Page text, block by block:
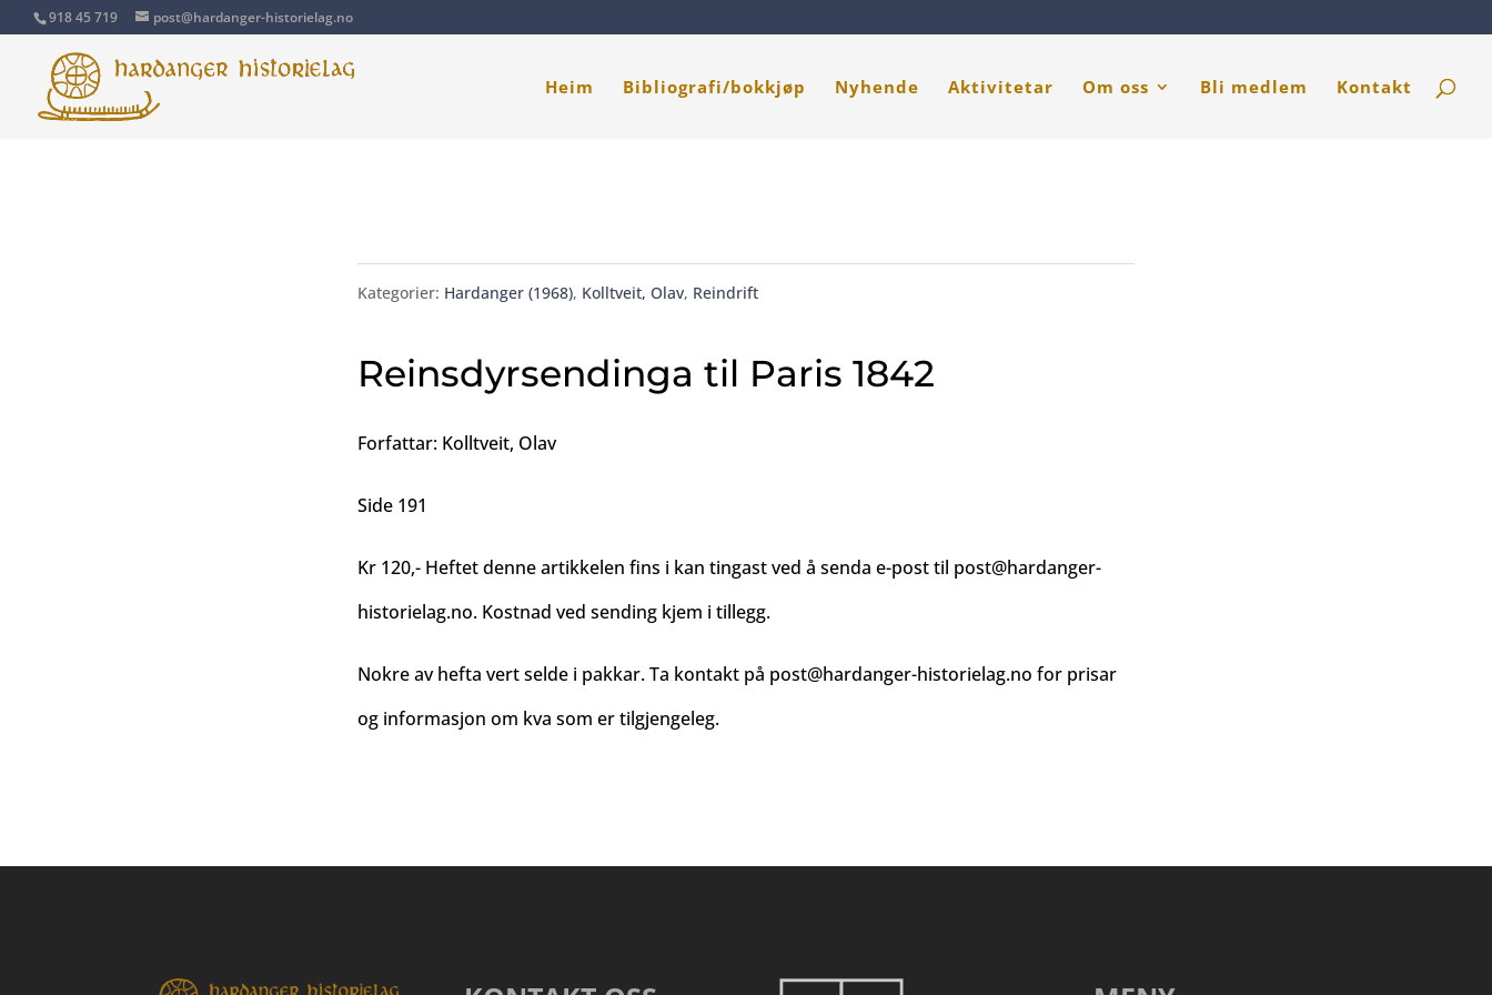
918 45 719 post@hardanger-historielag.no
Heim Bibliografi/bokkjøp Nyhende Aktivitetar Om oss Bli medlem Kontakt
Kategorier: Hardanger (1968), Kolltveit, Olav, Reindrift
Reinsdyrsendinga til Paris 1842
Forfattar: Kolltveit, Olav
Side 191
Kr 120,- Heftet denne artikkelen fins i kan tingast ved å senda e-post til post@hardanger-
historielag.no. Kostnad ved sending kjem i tillegg.
Nokre av hefta vert selde i pakkar. Ta kontakt på post@hardanger-historielag.no for prisar
og informasjon om kva som er tilgjengeleg.